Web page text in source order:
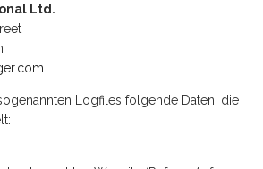
Ltd.
Logfiles folgende Daten, die